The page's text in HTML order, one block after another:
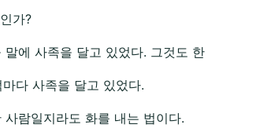
가?
에 사족을 달고 있었다. 그것도 한
다 사족을 달고 있었다.
람일지라도 화를 내는 법이다.